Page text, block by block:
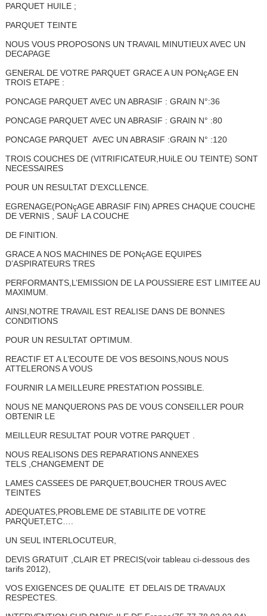
PARQUET HUILE ;
PARQUET TEINTE
NOUS VOUS PROPOSONS UN TRAVAIL MINUTIEUX AVEC UN
DECAPAGE
GENERAL DE VOTRE PARQUET GRACE A UN PONçAGE EN
TROIS ETAPE :
PONCAGE PARQUET AVEC UN ABRASIF : GRAIN N°:36
PONCAGE PARQUET AVEC UN ABRASIF : GRAIN N° :80
PONCAGE PARQUET AVEC UN ABRASIF :GRAIN N° :120
TROIS COUCHES DE (VITRIFICATEUR,HUiLE OU TEINTE) SONT
NECESSAIRES
POUR UN RESULTAT D’EXCLLENCE.
EGRENAGE(PONçAGE ABRASIF FIN) APRES CHAQUE COUCHE
DE VERNIS , SAUF LA COUCHE
DE FINITION.
GRACE A NOS MACHINES DE PONçAGE EQUIPES
D’ASPIRATEURS TRES
PERFORMANTS,L’EMISSION DE LA POUSSIERE EST LIMITEE AU
MAXIMUM.
AINSI,NOTRE TRAVAIL EST REALISE DANS DE BONNES
CONDITIONS
POUR UN RESULTAT OPTIMUM.
REACTIF ET A L’ECOUTE DE VOS BESOINS,NOUS NOUS
ATTELERONS A VOUS
FOURNIR LA MEILLEURE PRESTATION POSSIBLE.
NOUS NE MANQUERONS PAS DE VOUS CONSEILLER POUR
OBTENIR LE
MEILLEUR RESULTAT POUR VOTRE PARQUET .
NOUS REALISONS DES REPARATIONS ANNEXES
TELS ,CHANGEMENT DE
LAMES CASSEES DE PARQUET,BOUCHER TROUS AVEC
TEINTES
ADEQUATES,PROBLEME DE STABILITE DE VOTRE
PARQUET,ETC….
UN SEUL INTERLOCUTEUR,
DEVIS GRATUIT ,CLAIR ET PRECIS(voir tableau ci-dessous des
tarifs 2012),
VOS EXIGENCES DE QUALITE ET DELAIS DE TRAVAUX
RESPECTES.